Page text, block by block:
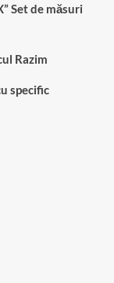
Set de măsuri
Razim
specific